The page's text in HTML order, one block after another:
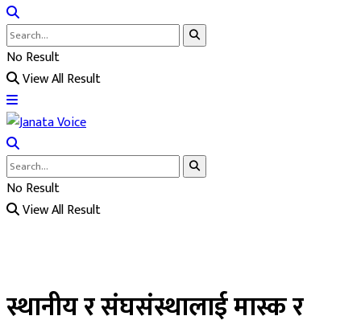
No Result
View All Result
No Result
View All Result
स्थानीय र संघसंस्थालाई मास्क र